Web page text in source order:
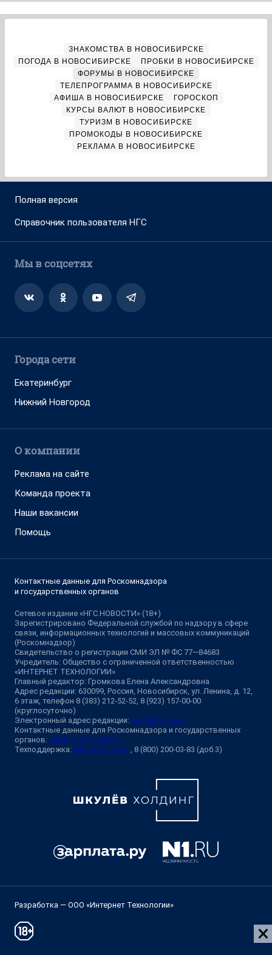
ЗНАКОМСТВА В НОВОСИБИРСКЕ
ПОГОДА В НОВОСИБИРСКЕ
ПРОБКИ В НОВОСИБИРСКЕ
ФОРУМЫ В НОВОСИБИРСКЕ
ТЕЛЕПРОГРАММА В НОВОСИБИРСКЕ
АФИША В НОВОСИБИРСКЕ
ГОРОСКОП
КУРСЫ ВАЛЮТ В НОВОСИБИРСКЕ
ТУРИЗМ В НОВОСИБИРСКЕ
ПРОМОКОДЫ В НОВОСИБИРСКЕ
РЕКЛАМА В НОВОСИБИРСКЕ
Полная версия
Справочник пользователя НГС
Мы в соцсетях
Города сети
Екатеринбург
Нижний Новгород
О компании
Реклама на сайте
Команда проекта
Наши вакансии
Помощь
Контактные данные для Роскомнадзора
и государственных органов
Сетевое издание «НГС.НОВОСТИ» (18+)
Зарегистрировано Федеральной службой по надзору в сфере
связи, информационных технологий и массовых коммуникаций
(Роскомнадзор)
Свидетельство о регистрации СМИ ЭЛ № ФС 77—84683
Учредитель: Общество с ограниченной ответственностью
«ИНТЕРНЕТ ТЕХНОЛОГИИ»
Главный редактор: Громкова Елена Александровна
Адрес редакции: 630099, Россия, Новосибирск, ул. Ленина, д. 12,
6 этаж, телефон 8 (383) 212-52-52, 8 (923) 157-00-00
(круглосуточно)
Электронный адрес редакции: ngs@shkulev.ru
Контактные данные для Роскомнадзора и государственных
органов: juristnsk@shkulev.ru
Техподдержка: help@shkulev.ru , 8 (800) 200-03-83 (доб.3)
Разработка — ООО «Интернет Технологии»